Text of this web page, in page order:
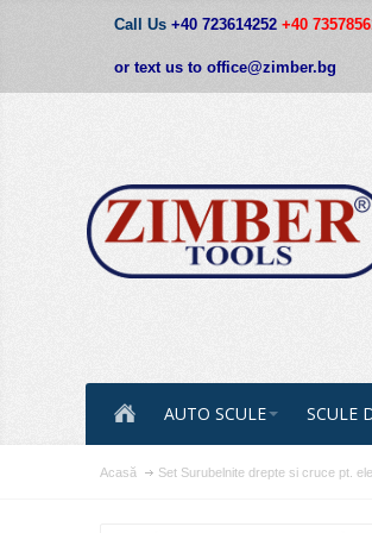
Call Us +40 723614252 +40
or text us to office@zimber.bg
AUTO SCULE SCULE
Acasă Set Surubelnite drepte si cruce pt.